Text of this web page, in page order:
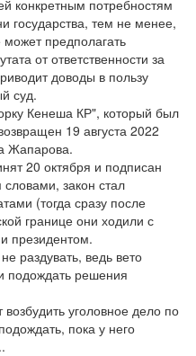
конкретным потребностям
государства, тем не менее,
предполагать
от ответственности за
доводы в пользу
суд.
Кенеша КР", который был
19 августа 2022
Жапарова.
20 октября и подписан
закон стал
(тогда сразу после
границе они ходили с
президентом.
раздувать, ведь вето
подождать решения
уголовное дело по
пока у него